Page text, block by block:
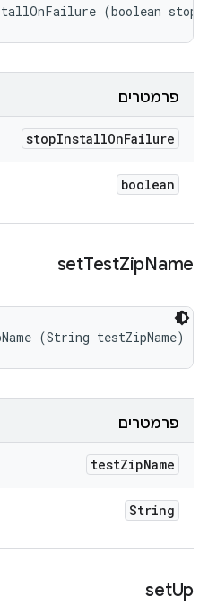
(boolean
פרמטרים
stopInstallOnFailure
boolean
setTestZipName
(String testZipName)
פרמטרים
testZipName
String
setUp